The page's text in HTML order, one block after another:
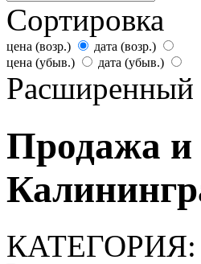
Сортировка
цена (возр.)
дата (возр.)
цена (убыв.)
дата (убыв.)
Расширенный
Продажа и
КАТЕГОРИЯ: